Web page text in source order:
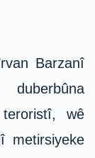
Barzanî
wê
metirsiyeke